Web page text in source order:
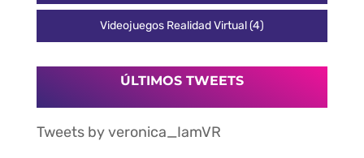
Videojuegos Realidad Virtual(4)
ÚLTIMOS TWEETS
Tweets by veronica_IamVR